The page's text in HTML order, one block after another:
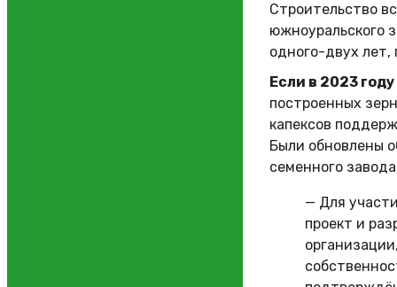
Строительство
южноуральского
одного-двух лет,
Если в 2023
построенных
капексов
Были обновлены
семенного
— Для
проект и